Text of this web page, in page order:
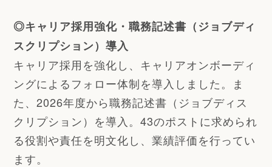
◎キャリア採用強化・職務記述書（ジョブディ
スクリプション）導入
キャリア採用を強化し、キャリアオンボーディ
ングによるフォロー体制を導入しました。ま
た、2026年度から職務記述書（ジョブディス
クリプション）を導入。43のポストに求められ
る役割や責任を明文化し、業績評価を行ってい
ます。